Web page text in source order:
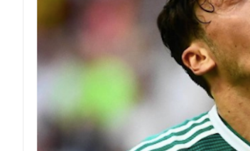
Mondiali calcio
PODCAST
NEWSLETTER